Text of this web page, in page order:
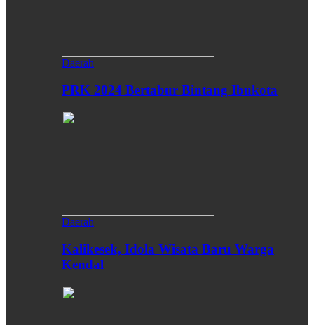
Daerah
PRK 2024 Bertabur Bintang Ibukota
Daerah
Kalikesek, Idola Wisata Baru Warga
Kendal